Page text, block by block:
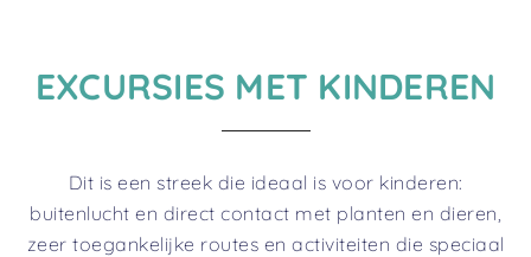
EXCURSIES MET KINDEREN
Dit is een streek die ideaal is voor kinderen:
buitenlucht en direct contact met planten en dieren,
zeer toegankelijke routes en activiteiten die speciaal